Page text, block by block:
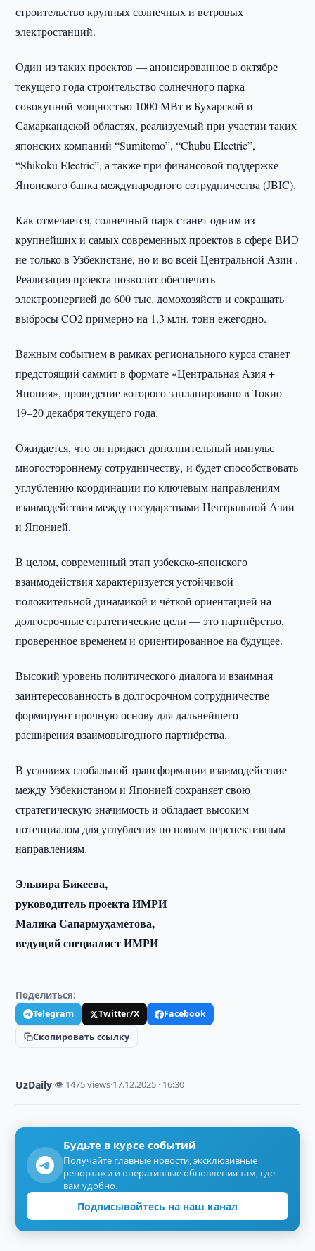
строительство крупных солнечных и ветровых
электростанций.
Один из таких проектов — анонсированное в октябре
текущего года строительство солнечного парка
совокупной мощностью 1000 МВт в Бухарской и
Самаркандской областях, реализуемый при участии таких
японских компаний “Sumitomo”, “Chubu Electric”,
“Shikoku Electric”, а также при финансовой поддержке
Японского банка международного сотрудничества (JBIC).
Как отмечается, солнечный парк станет одним из
крупнейших и самых современных проектов в сфере ВИЭ
не только в Узбекистане, но и во всей Центральной Азии .
Реализация проекта позволит обеспечить
электроэнергией до 600 тыс. домохозяйств и сокращать
выбросы CO2 примерно на 1,3 млн. тонн ежегодно.
Важным событием в рамках регионального курса станет
предстоящий саммит в формате «Центральная Азия +
Япония», проведение которого запланировано в Токио
19–20 декабря текущего года.
Ожидается, что он придаст дополнительный импульс
многостороннему сотрудничеству, и будет способствовать
углублению координации по ключевым направлениям
взаимодействия между государствами Центральной Азии
и Японией.
В целом, современный этап узбекско-японского
взаимодействия характеризуется устойчивой
положительной динамикой и чёткой ориентацией на
долгосрочные стратегические цели — это партнёрство,
проверенное временем и ориентированное на будущее.
Высокий уровень политического диалога и взаимная
заинтересованность в долгосрочном сотрудничестве
формируют прочную основу для дальнейшего
расширения взаимовыгодного партнёрства.
В условиях глобальной трансформации взаимодействие
между Узбекистаном и Японией сохраняет свою
стратегическую значимость и обладает высоким
потенциалом для углубления по новым перспективным
направлениям.
Эльвира Бикеева,
руководитель проекта ИМРИ
Малика Сапармуҳаметова,
ведущий специалист ИМРИ
Поделиться:
Telegram Twitter/X
Facebook
Скопировать ссылку
UzDaily·👁 1475 views·17.12.2025 · 16:30
Будьте в курсе событий
Получайте главные новости, эксклюзивные
репортажи и оперативные обновления там, где
вам удобно.
Подписывайтесь на наш канал